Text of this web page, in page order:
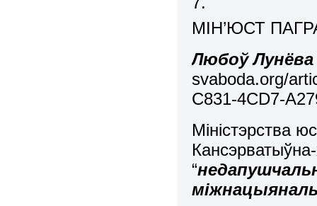
МІН’ЮСТ
Любоў Лунёва
svaboda.org/
C831-4CD7-
Міністэрства
“